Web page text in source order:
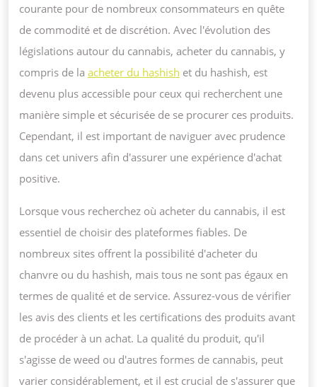
courante pour de nombreux consommateurs en quête
de commodité et de discrétion. Avec l'évolution des
législations autour du cannabis, acheter du cannabis, y
compris de la acheter du hashish et du hashish, est
devenu plus accessible pour ceux qui recherchent une
manière simple et sécurisée de se procurer ces produits.
Cependant, il est important de naviguer avec prudence
dans cet univers afin d'assurer une expérience d'achat
positive.
Lorsque vous recherchez où acheter du cannabis, il est
essentiel de choisir des plateformes fiables. De
nombreux sites offrent la possibilité d'acheter du
chanvre ou du hashish, mais tous ne sont pas égaux en
termes de qualité et de service. Assurez-vous de vérifier
les avis des clients et les certifications des produits avant
de procéder à un achat. La qualité du produit, qu'il
s'agisse de weed ou d'autres formes de cannabis, peut
varier considérablement, et il est crucial de s'assurer que